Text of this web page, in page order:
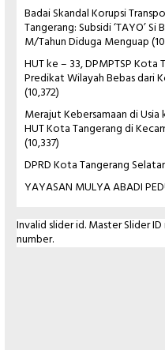
Badai Skandal Korupsi
Tangerang: Subsidi ‘TAYO’ Si
M/Tahun Diduga Menguap
HUT ke – 33, DPMPTSP Kota
Predikat Wilayah Bebas dari
(10,372)
Merajut Kebersamaan di Usia
HUT Kota Tangerang di
(10,337)
DPRD Kota Tangerang
YAYASAN MULYA ABADI
Invalid slider id. Master Slider
number.